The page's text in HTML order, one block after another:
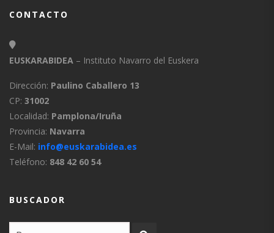
CONTACTO
EUSKARABIDEA – Instituto Navarro del Euskera
Dirección: Paulino Caballero 13
CP: 31002
Localidad: Pamplona/Iruña
Provincia: Navarra
E-Mail: info@euskarabidea.es
Teléfono: 848 42 60 54
BUSCADOR